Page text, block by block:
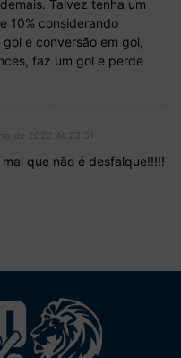
Talvez tenha um
10% considerando
e conversão em gol,
faz um gol e perde
que não é desfalque!!!!!